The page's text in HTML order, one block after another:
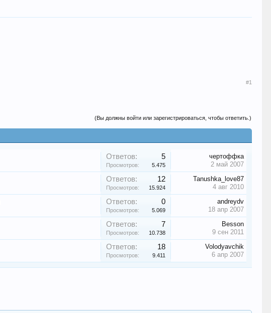
#1
(Вы должны войти или зарегистрироваться, чтобы ответить.)
Ответов: 5
Просмотров: 5.475
чертоффка
2 май 2007
Ответов: 12
Просмотров: 15.924
Tanushka_love87
4 авг 2010
Ответов: 0
Просмотров: 5.069
andreydv
18 апр 2007
Ответов: 7
Просмотров: 10.738
Besson
9 сен 2011
Ответов: 18
Просмотров: 9.411
Volodyavchik
6 апр 2007